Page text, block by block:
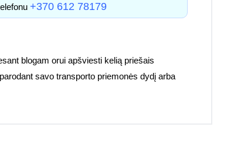
+370 612 78179
blogam orui apšviesti kelią priešais
savo transporto priemonės dydį arba